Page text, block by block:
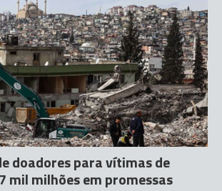
doadores para vítimas de
mil milhões em promessas